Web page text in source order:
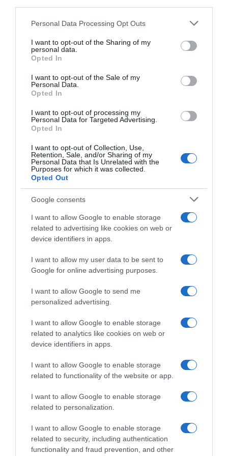
Please note that this website/app uses one or more Google
not limited to your visit or usage behaviour. You may click to
grant or deny consent to Google and its third-party tags to
use your data for below specified purposes in below Google
consent section.
Personal Data Processing Opt Outs
I want to opt-out of the Sharing of my
personal data.
Opted In
I want to opt-out of the Sale of my
Personal Data.
Opted In
I want to opt-out of processing my
Personal Data for Targeted Advertising.
Opted In
I want to opt-out of Collection, Use,
Retention, Sale, and/or Sharing of my
Personal Data that Is Unrelated with the
Purposes for which it was collected.
Opted Out
Google consents
I want to allow Google to enable storage
related to advertising like cookies on web or
device identifiers in apps.
I want to allow my user data to be sent to
Google for online advertising purposes.
I want to allow Google to send me
personalized advertising.
I want to allow Google to enable storage
related to analytics like cookies on web or
device identifiers in apps.
I want to allow Google to enable storage
related to functionality of the website or app.
I want to allow Google to enable storage
related to personalization.
I want to allow Google to enable storage
related to security, including authentication
functionality and fraud prevention, and other
αναπτυχθούν πρόσκαιρες νεφώσεις και,
κυρίως στα ορεινά Στερεάς, Πελοποννήσου
Οι άνεμοι θα πνέουν βόρειοι βορειοδυτικοί 3
με 5 και στα νοτιοανατολικά πελάγη τοπικά
έως 6 μποφόρ.
θα φτάσει στη νησιωτική Ελλάδα και τη
ηπειρωτική χώρα τους 33 με 35 βαθμούς
Κελσίου.
Προσθήκη ως προτεινόμενη
πηγή στην Google
δημιούργησαν τηλεφωνική γραμμή…
παραπόνων για τους θαυμαστές τους